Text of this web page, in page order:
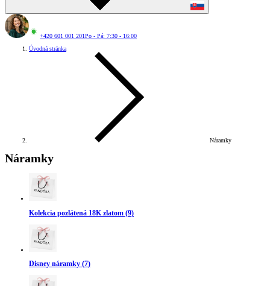
+420 601 001 201Po - Pá: 7:30 - 16:00
Úvodná stránka
Náramky
Náramky
Kolekcia pozlátená 18K zlatom (9)
Disney náramky (7)